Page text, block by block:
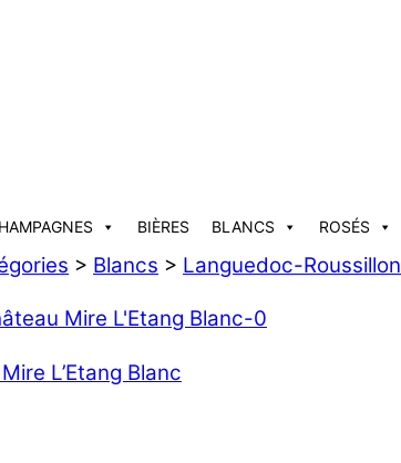
BIÈRES BLANCS ROSÉS
> Blancs > Languedoc-Roussillon
L’Etang Blanc